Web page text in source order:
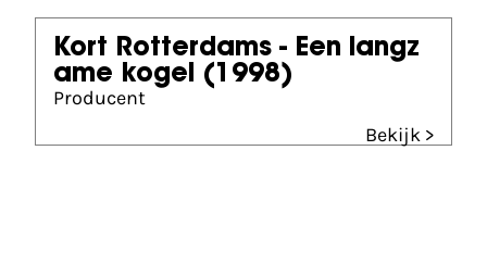
Kort Rotterdams - Een langz
ame kogel (1998)
Producent
Bekijk >